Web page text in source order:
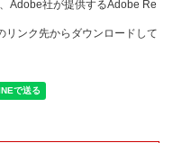
Adobe社が提供するAdobe Re
ンク先からダウンロードして